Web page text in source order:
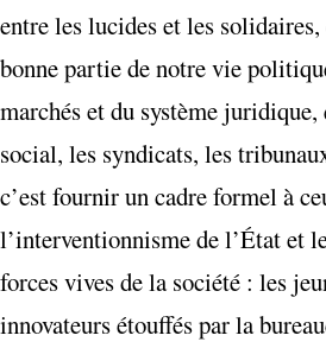
entre les lucides et les
bonne partie de notre vie
marchés et du système
social, les syndicats, les
c’est fournir un cadre formel à
l’interventionnisme de l’État et
forces vives de la société : les
innovateurs étouffés par la